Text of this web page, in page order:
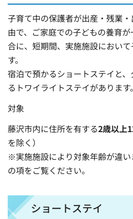
子育て中の保護者が出産・残業
由で、ご家庭での子どもの養育
合に、短期間、実施施設におい
す。
宿泊で預かるショートステイと
るトワイライトステイがあります
対象
藤沢市内に住所を有する2歳以上
を除く）
※実施施設により対象年齢が違い
の項をご覧ください。
ショートステイ